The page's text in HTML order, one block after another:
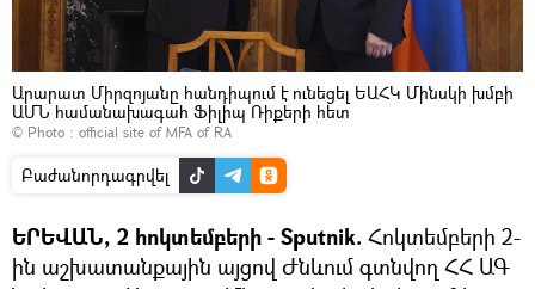
Արարատ Միրզոյանը հանդիպում է ունեցել ԵԱՀԿ Մինսկի խմբի
ԱՄՆ համանախագահ Ֆիլիպ Ռիքերի հետ
© Photo : official site of MFA of RA
Բաժանորդագրվել
ԵՐԵՎԱՆ, 2 հոկտեմբերի - Sputnik. Հոկտեմբերի 2-
ին աշխատանքային այցով Ժնևում գտնվող ՀՀ ԱԳ